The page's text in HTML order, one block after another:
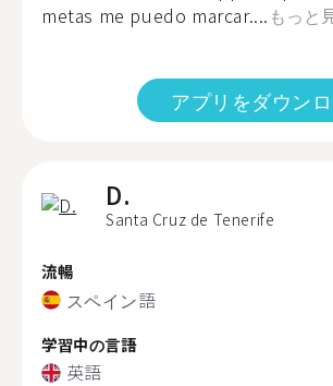
metas me puedo marcar.... もっと
アプリをダウン
D.
Santa Cruz de Tenerife
流暢
スペイン語
学習中の言語
英語